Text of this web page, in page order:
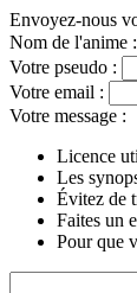
Envoyez-nous
Nom de l'anime :
Votre pseudo :
Votre email :
Votre message :
Licence
Les
Évitez de
Faites un
Pour que